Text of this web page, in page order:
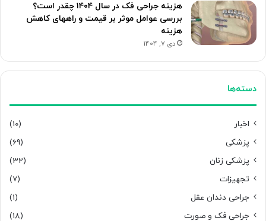
هزینه جراحی فک در سال ۱۴۰۴ چقدر است؟
بررسی عوامل موثر بر قیمت و راههای کاهش
هزینه
دی 7, 1404
دسته‌ها
اخبار
(10)
پزشکی
(69)
پزشکی زنان
(32)
تجهیزات
(7)
جراحی دندان عقل
(1)
جراحی فک و صورت
(18)